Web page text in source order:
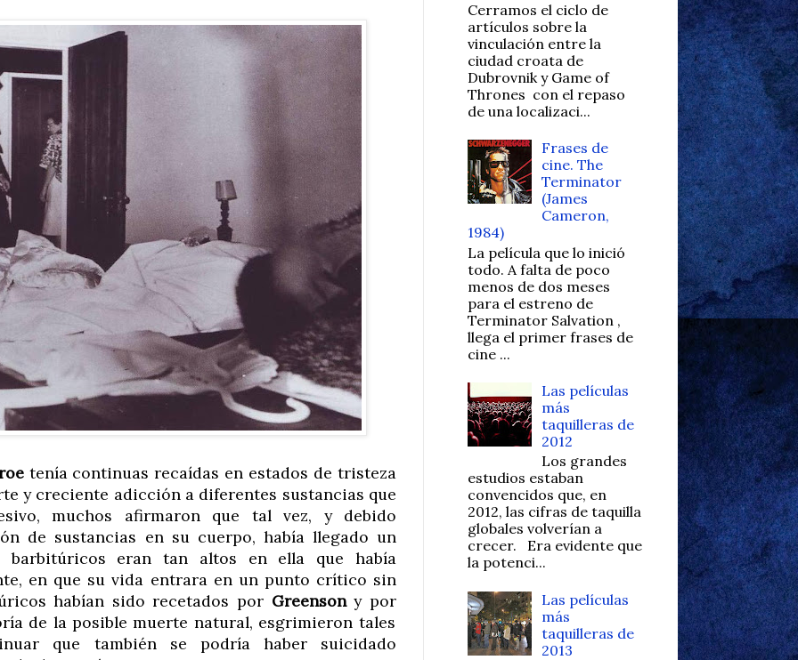
tenía continuas recaídas en estados de tristeza
y creciente adicción a diferentes sustancias que
muchos afirmaron que tal vez, y debido
de sustancias en su cuerpo, había llegado un
eran tan altos en ella que había
en que su vida entrara en un punto crítico sin
habían sido recetados por Greensony por
de la posible muerte natural, esgrimieron tales
que también se podría haber suicidado
Cerramos el ciclo de
artículos sobre la
vinculación entre la
ciudad croata de
Dubrovnik y Game of
Thrones con el repaso
de una localizaci...
Frases de
cine. The
Terminator
(James
Cameron,
1984)
La película que lo inició
todo. A falta de poco
menos de dos meses
para el estreno de
Terminator Salvation ,
llega el primer frases de
cine ...
Las películas
más
taquilleras de
2012
Los grandes
estudios estaban
convencidos que, en
2012, las cifras de taquilla
globales volverían a
crecer. Era evidente que
la potenci...
Las películas
más
taquilleras de
2013